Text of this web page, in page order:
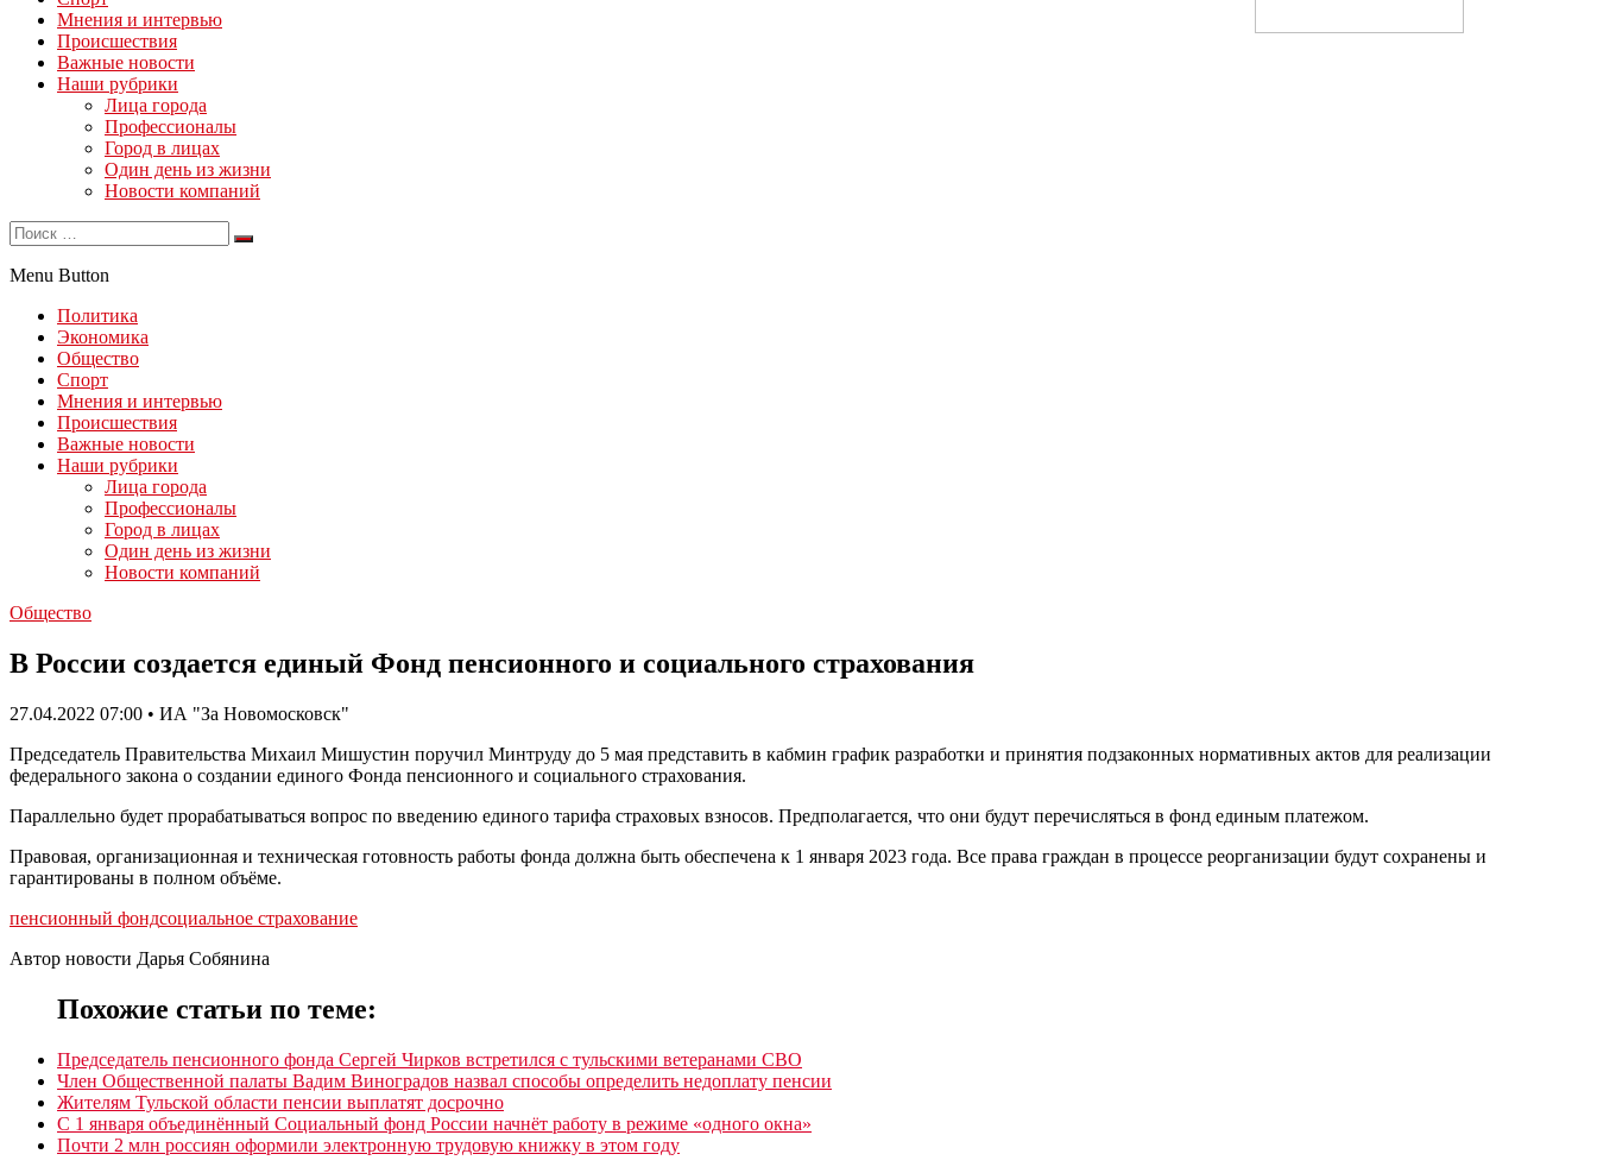
Мнения и интервью
Происшествия
Важные новости
Наши рубрики
Лица города
Профессионалы
Город в лицах
Один день из жизни
Новости компаний
Menu Button
Политика
Экономика
Общество
Спорт
Мнения и интервью
Происшествия
Важные новости
Наши рубрики
Лица города
Профессионалы
Город в лицах
Один день из жизни
Новости компаний
Общество
В России создается единый Фонд пенсионного и социального страхования
27.04.2022 07:00 • ИА "За Новомосковск"
Председатель Правительства Михаил Мишустин поручил Минтруду до 5 мая представить в кабмин график разработки и принятия подзаконных нормативных актов для реализации
федерального закона о создании единого Фонда пенсионного и социального страхования.
Параллельно будет прорабатываться вопрос по введению единого тарифа страховых взносов. Предполагается, что они будут перечисляться в фонд единым платежом.
Правовая, организационная и техническая готовность работы фонда должна быть обеспечена к 1 января 2023 года. Все права граждан в процессе реорганизации будут сохранены и
гарантированы в полном объёме.
пенсионный фондсоциальное страхование
Автор новости Дарья Собянина
Похожие статьи по теме:
Председатель пенсионного фонда Сергей Чирков встретился с тульскими ветеранами СВО
Член Общественной палаты Вадим Виноградов назвал способы определить недоплату пенсии
Жителям Тульской области пенсии выплатят досрочно
С 1 января объединённый Социальный фонд России начнёт работу в режиме «одного окна»
Почти 2 млн россиян оформили электронную трудовую книжку в этом году